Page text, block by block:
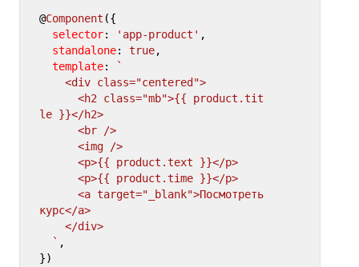
@Component ({
selector: 'app-product' ,
standalone: true,
template:
`
le }}</h2>
курс</a>
  `
,